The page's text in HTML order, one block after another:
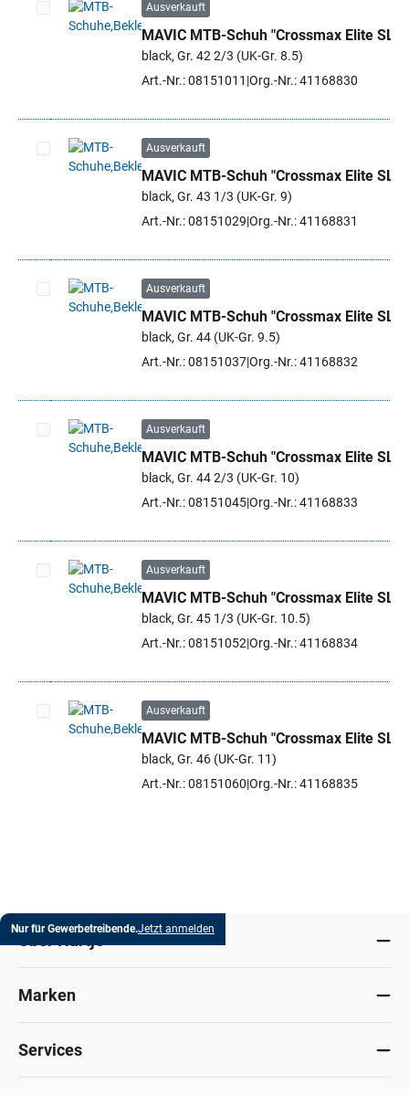
Artikel auswählen
Ausverkauft
MAVIC MTB-Schuh "Crossmax Elite SL"
black, Gr. 42 2/3 (UK-Gr. 8.5)
Art.-Nr.: 08151011 Org.-Nr.: 41168830
Artikel auswählen
Ausverkauft
MAVIC MTB-Schuh "Crossmax Elite SL"
black, Gr. 43 1/3 (UK-Gr. 9)
Art.-Nr.: 08151029 Org.-Nr.: 41168831
Artikel auswählen
Ausverkauft
MAVIC MTB-Schuh "Crossmax Elite SL"
black, Gr. 44 (UK-Gr. 9.5)
Art.-Nr.: 08151037Org.-Nr.: 41168832
Artikel auswählen
Ausverkauft
MAVIC MTB-Schuh "Crossmax Elite SL"
black, Gr. 44 2/3 (UK-Gr. 10)
Art.-Nr.: 08151045Org.-Nr.: 41168833
Artikel auswählen
Ausverkauft
MAVIC MTB-Schuh "Crossmax Elite SL"
black, Gr. 45 1/3 (UK-Gr. 10.5)
Art.-Nr.: 08151052 Org.-Nr.: 41168834
Artikel auswählen
Ausverkauft
MAVIC MTB-Schuh "Crossmax Elite SL"
black, Gr. 46 (UK-Gr. 11)
Art.-Nr.: 08151060 Org.-Nr.: 41168835
Nur für Gewerbetreibende.Jetzt anmelden
Marken
Services